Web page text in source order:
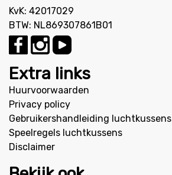
KvK: 42017029
BTW: NL869307861B01
Extra links
Huurvoorwaarden
Privacy policy
Gebruikershandleiding luchtkussens
Speelregels luchtkussens
Disclaimer